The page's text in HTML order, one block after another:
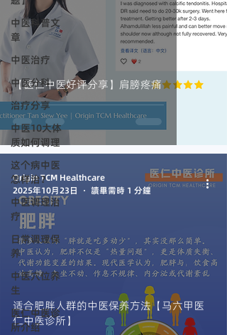
中医科普文
章
中医治疗
中医分科
治疗分享
中医10大体
质如何调理
这个病中医
怎样治？
中医调理治
疗
日常调理保
养
中医穴位养
生
医仁中医诊
所介绍
【医仁中医好评分享】肩膀疼痛
适合肥胖人群的中医保养方法【马六甲医
仁中医诊所】
Origin TCM Healthcare
2025年10月23日
讀畢需時 1 分鐘